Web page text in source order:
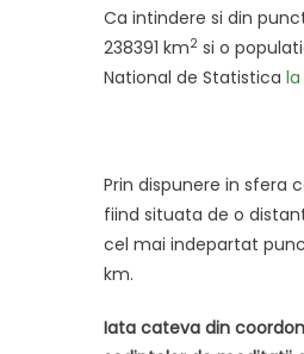
Ca intindere si din
238391 km2 si o
National de Statistica
Prin dispunere in sfera
fiind situata de o
cel mai indepartat
km.
Iata cateva din